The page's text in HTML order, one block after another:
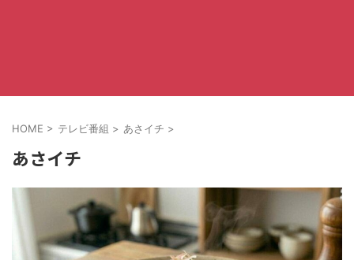
HOME > テレビ番組 > あさイチ >
あさイチ